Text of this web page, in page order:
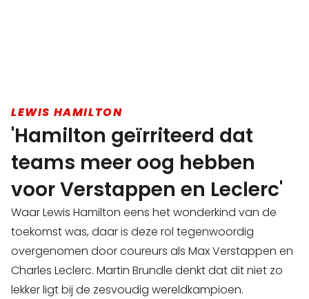
LEWIS HAMILTON
'Hamilton geïrriteerd dat
teams meer oog hebben
voor Verstappen en Leclerc'
Waar Lewis Hamilton eens het wonderkind van de
toekomst was, daar is deze rol tegenwoordig
overgenomen door coureurs als Max Verstappen en
Charles Leclerc. Martin Brundle denkt dat dit niet zo
lekker ligt bij de zesvoudig wereldkampioen.